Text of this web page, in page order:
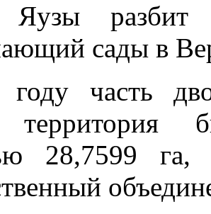
Яузы
сады в
часть
28,7599 га,